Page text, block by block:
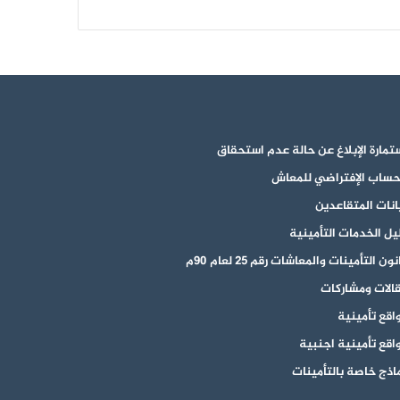
الإبلاغ عن حالة عدم استحقاق
الإفتراضي للمعاش
المتقاعدين
الخدمات التأمينية
التأمينات والمعاشات رقم 25 لعام 90م
ومشاركات
تأمينية
تأمينية اجنبية
خاصة بالتأمينات